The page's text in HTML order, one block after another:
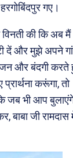
गए।
की कि अब मैं
दें और मुझे अपने
और बंदगी करते
करूंगा, तो
जब भी आप
जी रामदास